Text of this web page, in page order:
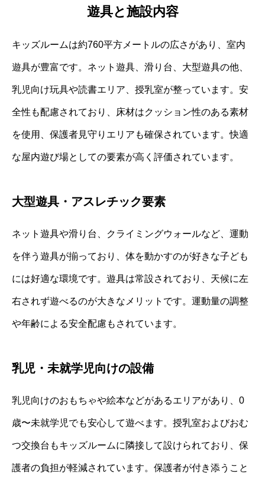
遊具と施設内容
キッズルームは約760平方メートルの広さがあり、室内
遊具が豊富です。ネット遊具、滑り台、大型遊具の他、
乳児向け玩具や読書エリア、授乳室が整っています。安
全性も配慮されており、床材はクッション性のある素材
を使用、保護者見守りエリアも確保されています。快適
な屋内遊び場としての要素が高く評価されています。
大型遊具・アスレチック要素
ネット遊具や滑り台、クライミングウォールなど、運動
を伴う遊具が揃っており、体を動かすのが好きな子ども
には好適な環境です。遊具は常設されており、天候に左
右されず遊べるのが大きなメリットです。運動量の調整
や年齢による安全配慮もされています。
乳児・未就学児向けの設備
乳児向けのおもちゃや絵本などがあるエリアがあり、0
歳〜未就学児でも安心して遊べます。授乳室およびおむ
つ交換台もキッズルームに隣接して設けられており、保
護者の負担が軽減されています。保護者が付き添うこと